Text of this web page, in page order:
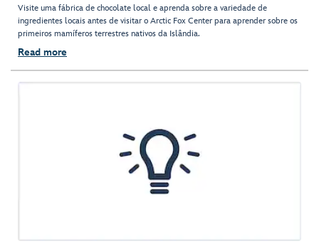
Visite uma fábrica de chocolate local e aprenda sobre a variedade de
ingredientes locais antes de visitar o Arctic Fox Center para aprender sobre os
primeiros mamíferos terrestres nativos da Islândia.
Read more